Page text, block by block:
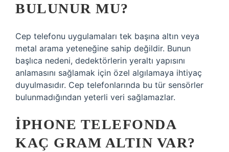
BULUNUR MU?
Cep telefonu uygulamaları tek başına altın veya
metal arama yeteneğine sahip değildir. Bunun
başlıca nedeni, dedektörlerin yeraltı yapısını
anlamasını sağlamak için özel algılamaya ihtiyaç
duyulmasıdır. Cep telefonlarında bu tür sensörler
bulunmadığından yeterli veri sağlamazlar.
İPHONE TELEFONDA
KAÇ GRAM ALTIN VAR?